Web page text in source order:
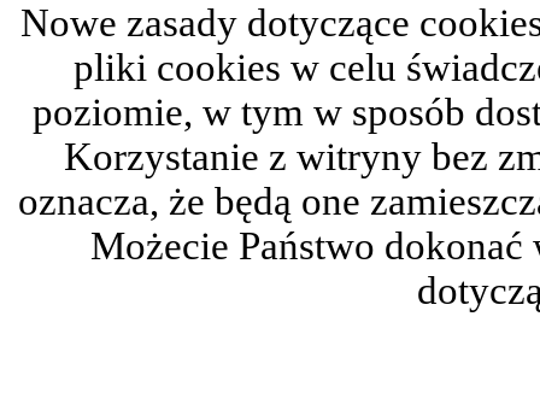
Nowe zasady dotyczące
pliki cookies w celu
poziomie, w tym w sposób
Korzystanie z witryny bez
oznacza, że będą one
Możecie Państwo